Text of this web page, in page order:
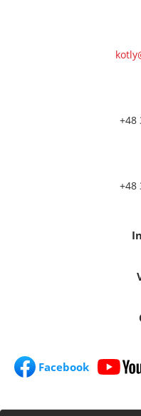
+48
+48
Facebook